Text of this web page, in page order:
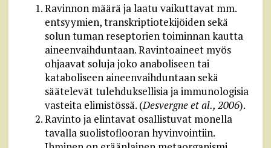
Ravinnon määrä ja laatu vaikuttavat mm.
entsyymien, transkriptiotekijöiden sekä
solun tuman reseptorien toiminnan kautta
aineenvaihduntaan. Ravintoaineet myös
ohjaavat soluja joko anaboliseen tai
kataboliseen aineenvaihduntaan sekä
säätelevät tulehduksellisia ja immunologisia
vasteita elimistössä. (Desvergne et al., 2006).
Ravinto ja elintavat osallistuvat monella
tavalla suolistoflooran hyvinvointiin.